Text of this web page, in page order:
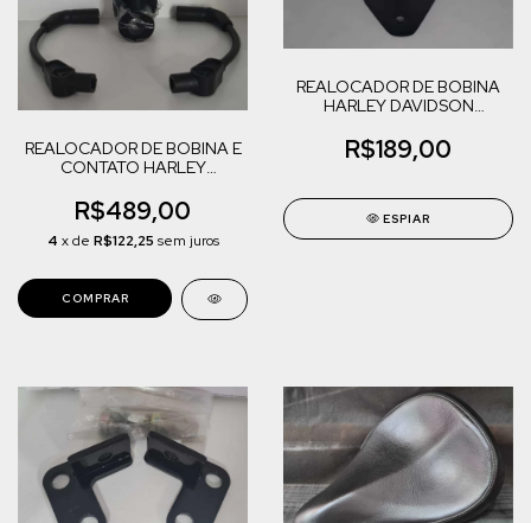
REALOCADOR DE BOBINA E
CONTATO HARLEY
883/1200
R$489,00
4 x de R$122,25 sem juros
REALOCADOR DE BOBINA
HARLEY DAVIDSON
R$189,00
ESPIAR